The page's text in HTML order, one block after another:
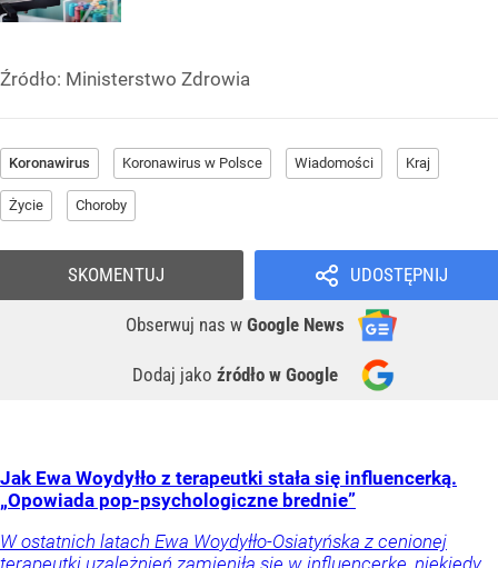
Źródło: Ministerstwo Zdrowia
Koronawirus Koronawirus w Polsce Wiadomości Kraj
Życie Choroby
UDOSTĘPNIJ
Obserwuj nas w Google News
Dodaj jako źródło w Google
SKOMENTUJ
Jak Ewa Woydyłło z terapeutki stała się influencerką.
„Opowiada pop-psychologiczne brednie”
W ostatnich latach Ewa Woydyłło-Osiatyńska z cenionej